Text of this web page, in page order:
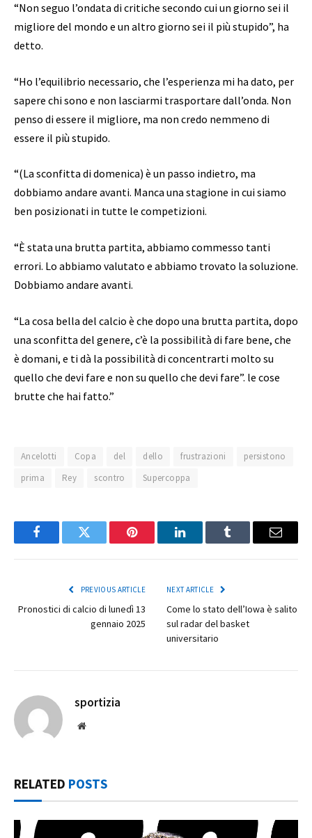
“Non seguo l’ondata di critiche secondo cui un giorno sei il
migliore del mondo e un altro giorno sei il più stupido”, ha
detto.
“Ho l’equilibrio necessario, che l’esperienza mi ha dato, per
sapere chi sono e non lasciarmi trasportare dall’onda. Non
penso di essere il migliore, ma non credo nemmeno di
essere il più stupido.
“(La sconfitta di domenica) è un passo indietro, ma
dobbiamo andare avanti. Manca una stagione in cui siamo
ben posizionati in tutte le competizioni.
“È stata una brutta partita, abbiamo commesso tanti
errori. Lo abbiamo valutato e abbiamo trovato la soluzione.
Dobbiamo andare avanti.
“La cosa bella del calcio è che dopo una brutta partita, dopo
una sconfitta del genere, c’è la possibilità di fare bene, che
è domani, e ti dà la possibilità di concentrarti molto su
quello che devi fare e non su quello che devi fare”. le cose
brutte che hai fatto.”
Ancelotti Copa del dello frustrazioni
persistono
prima
Rey scontro Supercoppa
FacebookTwitter Pinterest LinkedInTumblr Email
PREVIOUS ARTICLE
Pronostici di calcio di lunedì 13
gennaio 2025
NEXT ARTICLE
Come lo stato dell’Iowa è salito
sul radar del basket
universitario
sportizia
Website
RELATED POSTS